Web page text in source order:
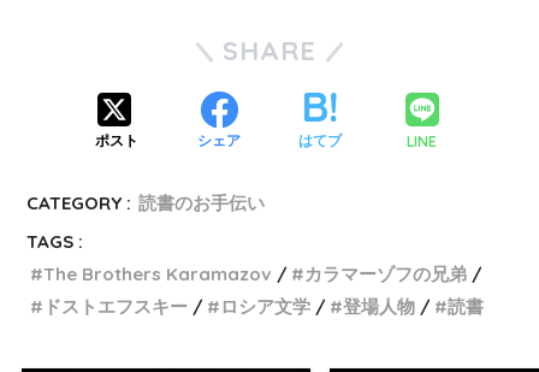
SHARE
ポスト シェア はてブ LINE
CATEGORY : 読書のお手伝い
TAGS :
The Brothers Karamazov
カラマーゾフの兄弟
ドストエフスキー
ロシア文学 登場人物 読書